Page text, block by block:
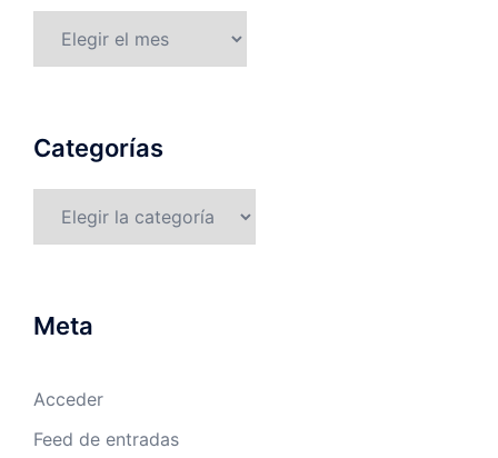
Categorías
Meta
Acceder
Feed de entradas